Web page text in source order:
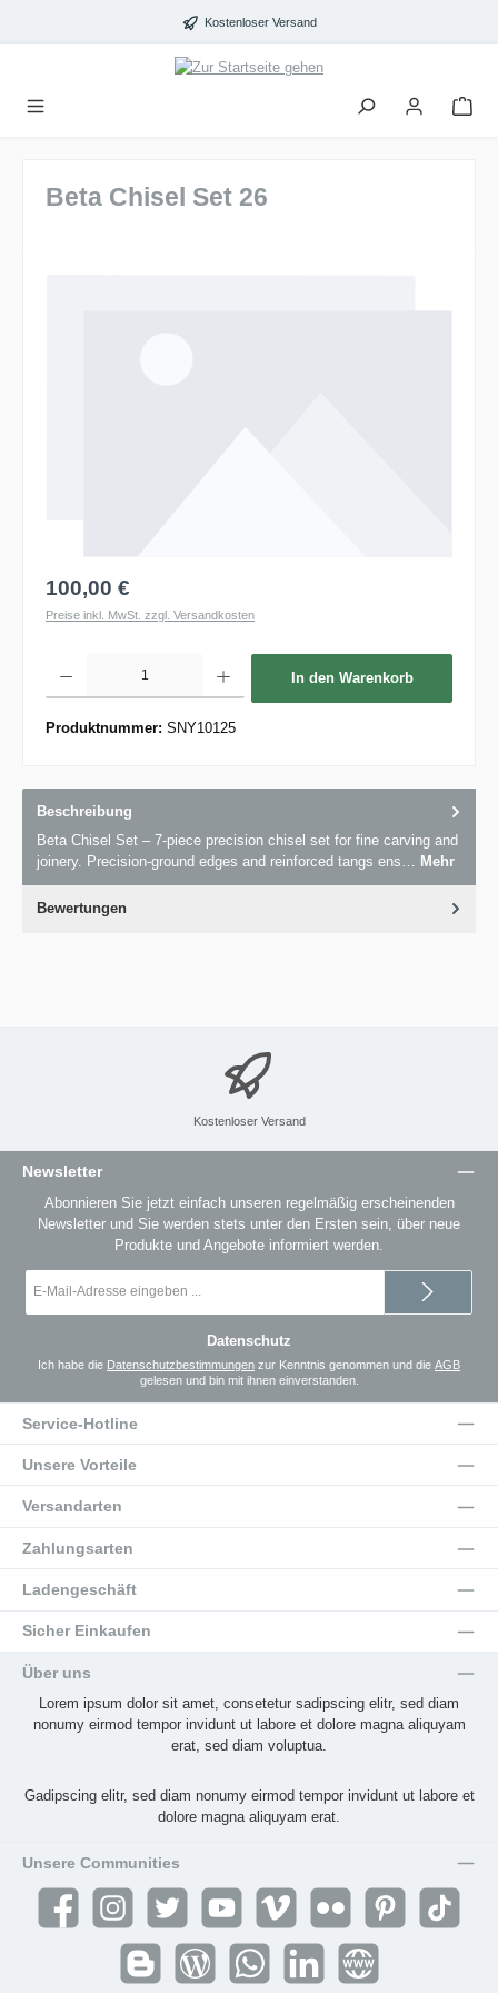
Kostenloser Versand
Beta Chisel Set 26
100,00 €
Preise inkl. MwSt. zzgl. Versandkosten
In den Warenkorb
Produktnummer: SNY10125
Beschreibung
Beta Chisel Set – 7-piece precision chisel set for fine carving and
joinery. Precision-ground edges and reinforced tangs ens… Mehr
Bewertungen
Kostenloser Versand
Newsletter
Abonnieren Sie jetzt einfach unseren regelmäßig erscheinenden
Newsletter und Sie werden stets unter den Ersten sein, über neue
Produkte und Angebote informiert werden.
Mail-
Datenschutz
Ich habe die Datenschutzbestimmungen zur Kenntnis genommen und die AGB
gelesen und bin mit ihnen einverstanden.
Service-Hotline
Unsere Vorteile
Versandarten
Zahlungsarten
Ladengeschäft
Sicher Einkaufen
Über uns
Lorem ipsum dolor sit amet, consetetur sadipscing elitr, sed diam
nonumy eirmod tempor invidunt ut labore et dolore magna aliquyam
erat, sed diam voluptua.
Gadipscing elitr, sed diam nonumy eirmod tempor invidunt ut labore et
dolore magna aliquyam erat.
Unsere Communities
Facebook Instagram Twitter YouTube Vimeo Flickr Pinterest TikTok
Blogger Blog WhatsApp Website